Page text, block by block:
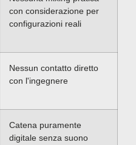
con considerazione per
configurazioni reali
Nessun contatto diretto
con l'ingegnere
Catena puramente
digitale senza suono